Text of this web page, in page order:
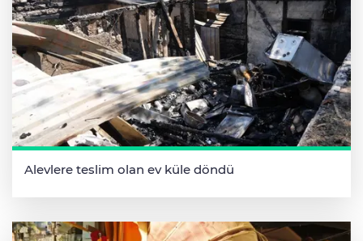
Alevlere teslim olan ev küle döndü